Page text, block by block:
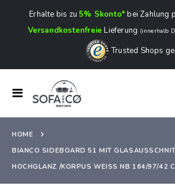
Erhalte bis zu5% Skonto*bei Zahlung
Versandkostenfreie Lieferung (innerhalb
Trusted Shops
Navigation
umschalten
HOME
BIANCO SIDEBOARD 51 MIT
HOCHGLANZ /KORPUS WEISS NB 164/97/42 CM